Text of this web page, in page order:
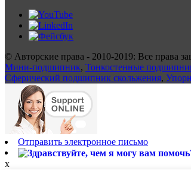
© Авторские права - 2010-2019: Все права
Мини-подшипник, Тонкостенные
Сферический подшипник скольжения,
Отправить электронное письмо
x